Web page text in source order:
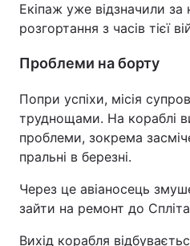
Екіпаж уже відзначили за
розгортання з часів тієї
Проблеми на борту
Попри успіхи, місія
труднощами. На кораблі
проблеми, зокрема
пральні в березні.
Через це авіаносець
зайти на ремонт до
Вихід корабля